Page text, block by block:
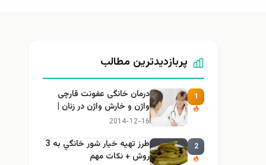
پربازدیدترین مطالب
1
درمان خانگی عفونت قارچی
واژن و خارش واژن در زنان |
راهنمای کامل، ایمن و کاربردی
2014-12-16
2
طرز تهيه خیار شور خانگي به 3
روش + نكات مهم